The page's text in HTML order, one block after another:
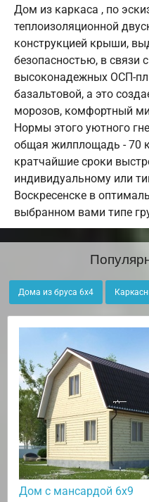
Дом из каркаса , по
теплоизоляционной
конструкцией крыши,
безопасностью, в связи
высоконадежных ОСП-
базальтовой, а это
морозов, комфортный
Нормы этого уютного
общая жилплощадь - 70
кратчайшие сроки
индивидуальному или
Воскресенске в
выбранном вами типе
Дома из бруса 6х4
Дом с мансардой 6х9